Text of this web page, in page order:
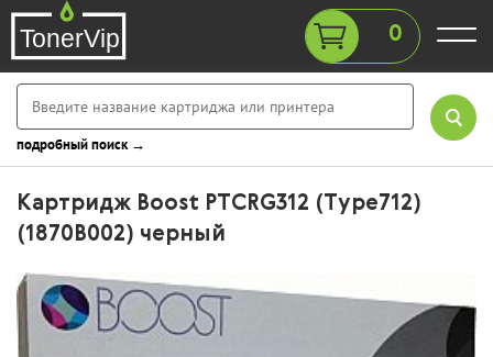
0
подробный поиск →
Картридж Boost PTCRG312 (Type712)
(1870B002) черный